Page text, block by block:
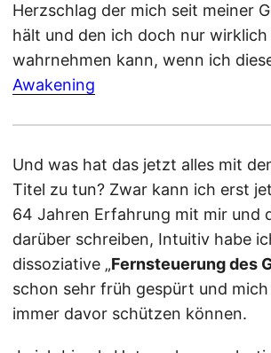
Herzschlag der mich seit meiner
hält und den ich doch nur
wahrnehmen kann, wenn ich
Awakening
Und was hat das jetzt alles mit
Titel zu tun? Zwar kann ich erst
64 Jahren Erfahrung mit mir und
darüber schreiben, Intuitiv habe
dissoziative „Fernsteuerung des
schon sehr früh gespürt und
immer davor schützen können.